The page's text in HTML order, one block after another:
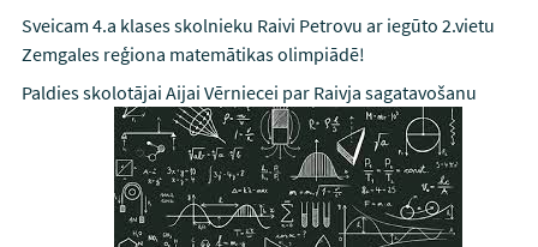
Sveicam 4.a klases skolnieku Raivi Petrovu ar iegūto 2.vietu
Zemgales reģiona matemātikas olimpiādē!
Paldies skolotājai Aijai Vērniecei par Raivja sagatavošanu